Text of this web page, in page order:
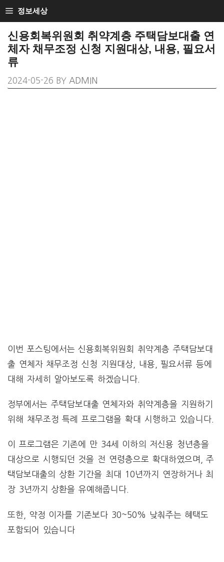
SKIP
TO
CONTENT
정보세상
신용회복위원회 취약계층 주택담보대출 연
체자 채무조정 신청 지원대상, 내용, 필요서
류
2024-05-26 BY ADMIN
이번 포스팅에서는 신용회복위원회 취약계층 주택담보대
출 연체자 채무조정 신청 지원대상, 내용, 필요서류 등에
대해 자세히 알아보도록 하겠습니다.
정부에서는 주택담보대출 연체자와 취약계층을 지원하기
위해 채무조정 특례 프로그램을 확대 시행하고 있습니다.
이 프로그램은 기존에 만 34세 이하의 저신용 청년층을
대상으로 시행되던 것을 전 연령층으로 확대하였으며, 주
택담보대출의 상환 기간을 최대 10년까지 연장하거나 최
장 3년까지 상환을 유예해줍니다.
또한, 약정 이자를 기존보다 30~50% 낮춰주는 혜택도
포함되어 있습니다​